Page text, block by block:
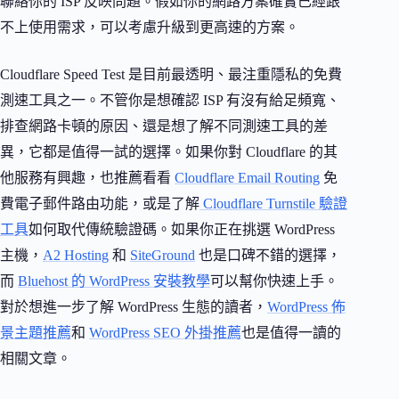
不上使用需求，可以考慮升級到更高速的方案。
Cloudflare Speed Test 是目前最透明、最注重隱私的免費
測速工具之一。不管你是想確認 ISP 有沒有給足頻寬、
排查網路卡頓的原因、還是想了解不同測速工具的差
異，它都是值得一試的選擇。如果你對 Cloudflare 的其
他服務有興趣，也推薦看看 Cloudflare Email Routing 免
費電子郵件路由功能，或是了解 Cloudflare Turnstile 驗證
工具如何取代傳統驗證碼。如果你正在挑選 WordPress
主機， A2 Hosting 和 SiteGround 也是口碑不錯的選擇，
而 Bluehost 的 WordPress 安裝教學可以幫你快速上手。
對於想進一步了解 WordPress 生態的讀者， WordPress 佈
景主題推薦和 WordPress SEO 外掛推薦也是值得一讀的
相關文章。